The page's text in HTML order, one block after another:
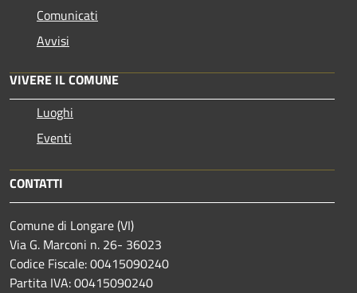
Comunicati
Avvisi
VIVERE IL COMUNE
Luoghi
Eventi
CONTATTI
Comune di Longare (VI)
Via G. Marconi n. 26- 36023
Codice Fiscale: 00415090240
Partita IVA: 00415090240